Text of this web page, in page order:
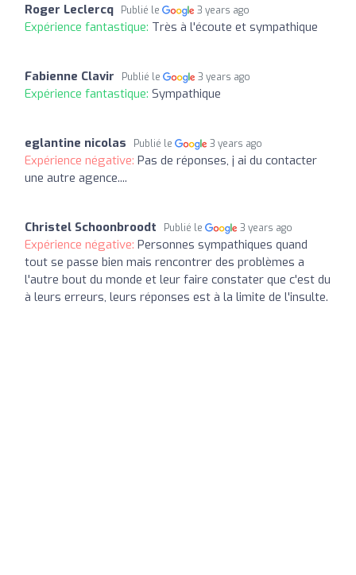
Roger Leclercq Publié le 3 years ago
Expérience fantastique: Très à l'écoute et sympathique
Fabienne Clavir Publié le 3 years ago
Expérience fantastique: Sympathique
eglantine nicolas Publié le 3 years ago
Expérience négative: Pas de réponses, j ai du contacter
une autre agence....
Christel Schoonbroodt Publié le 3 years ago
Expérience négative: Personnes sympathiques quand
tout se passe bien mais rencontrer des problèmes a
l'autre bout du monde et leur faire constater que c'est du
à leurs erreurs, leurs réponses est à la limite de l'insulte.